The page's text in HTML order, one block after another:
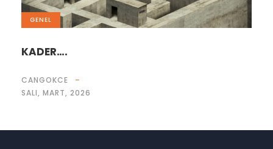
GENEL
KADER….
CANGOKCE
SALI, MART, 2026